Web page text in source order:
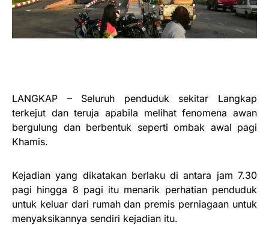
LANGKAP – Seluruh penduduk sekitar Langkap
terkejut dan teruja apabila melihat fenomena awan
bergulung dan berbentuk seperti ombak awal pagi
Khamis.
Kejadian yang dikatakan berlaku di antara jam 7.30
pagi hingga 8 pagi itu menarik perhatian penduduk
untuk keluar dari rumah dan premis perniagaan untuk
menyaksikannya sendiri kejadian itu.